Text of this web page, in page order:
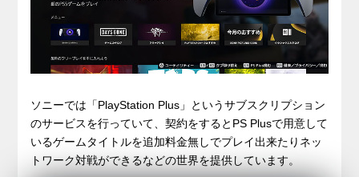
ソニーでは「PlayStation Plus」というサブスクリプション
のサービスを行っていて、契約をするとPS Plusで用意して
いるゲームタイトルを追加料金無しでプレイ出来たりネッ
トワーク対戦ができるなどの世界を提供しています。